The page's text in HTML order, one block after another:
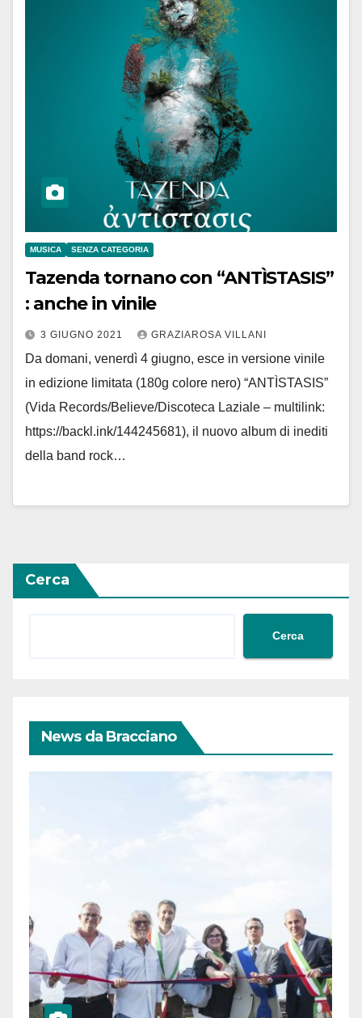
MUSICA SENZA CATEGORIA
Tazenda tornano con “ANTÌSTASIS”
: anche in vinile
3 GIUGNO 2021 GRAZIAROSA VILLANI
Da domani, venerdì 4 giugno, esce in versione vinile
in edizione limitata (180g colore nero) “ANTÌSTASIS”
(Vida Records/Believe/Discoteca Laziale – multilink:
https://backl.ink/144245681), il nuovo album di inediti
della band rock…
Cerca
Cerca
News da Bracciano